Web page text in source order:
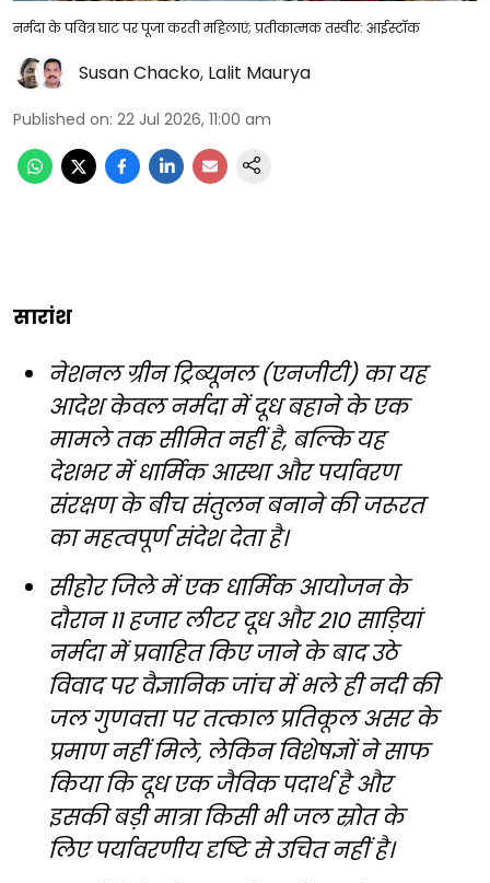
नर्मदा के पवित्र घाट पर पूजा करती महिलाएं; प्रतीकात्मक तस्वीर: आईस्टॉक
Susan Chacko, Lalit Maurya
Published on: 22 Jul 2026, 11:00 am
सारांश
नेशनल ग्रीन ट्रिब्यूनल (एनजीटी) का यह
आदेश केवल नर्मदा में दूध बहाने के एक
मामले तक सीमित नहीं है, बल्कि यह
देशभर में धार्मिक आस्था और पर्यावरण
संरक्षण के बीच संतुलन बनाने की जरूरत
का महत्वपूर्ण संदेश देता है।
सीहोर जिले में एक धार्मिक आयोजन के
दौरान 11 हजार लीटर दूध और 210 साड़ियां
नर्मदा में प्रवाहित किए जाने के बाद उठे
विवाद पर वैज्ञानिक जांच में भले ही नदी की
जल गुणवत्ता पर तत्काल प्रतिकूल असर के
प्रमाण नहीं मिले, लेकिन विशेषज्ञों ने साफ
किया कि दूध एक जैविक पदार्थ है और
इसकी बड़ी मात्रा किसी भी जल स्रोत के
लिए पर्यावरणीय दृष्टि से उचित नहीं है।